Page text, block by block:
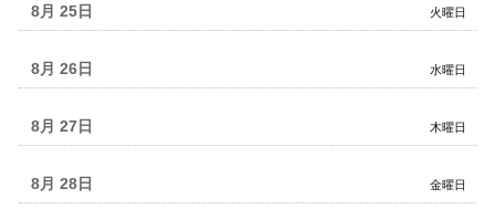
日,
8
24th
2026
火曜日
8月 25
水曜日
8月 26
木曜日
8月 27
金曜日
8月 28